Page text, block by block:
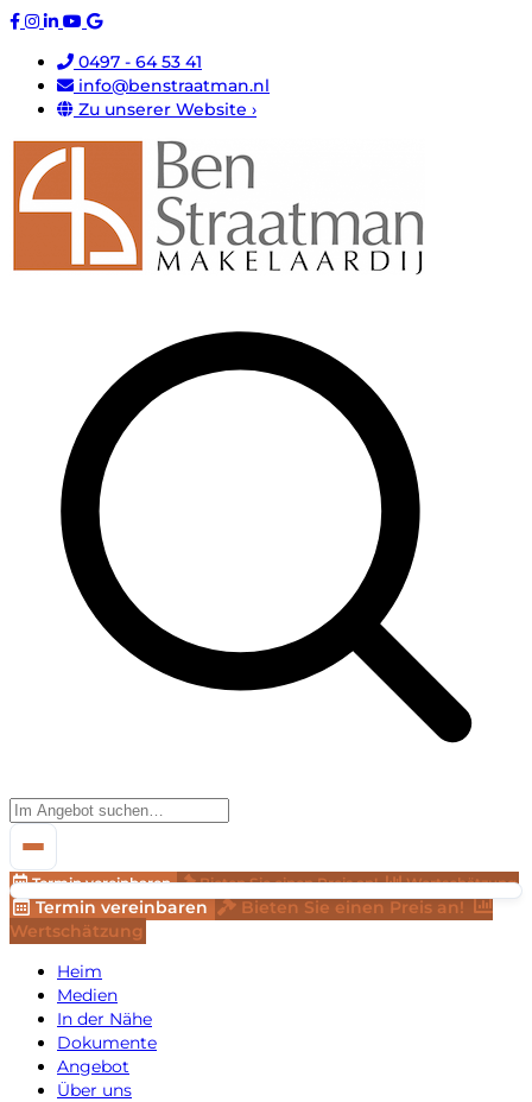
0497 - 64 53 41
info@benstraatman.nl
Zu unserer Website ›
Termin vereinbaren Bieten Sie einen Preis an! Wertschätzung
Termin vereinbaren
Bieten Sie einen Preis an!
Wertschätzung
Heim
Medien
In der Nähe
Dokumente
Angebot
Über uns